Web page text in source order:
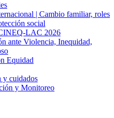
| Cambio familiar, roles
social
LAC 2026
ante Violencia, Inequidad,
Equidad
y cuidados
y Monitoreo